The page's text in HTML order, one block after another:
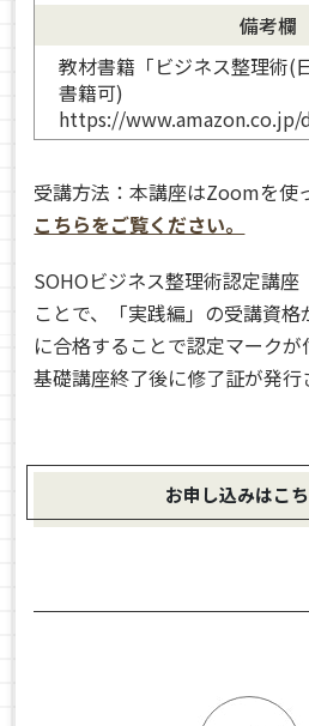
備考欄
教材書籍「ビジネス整理術(
書籍可)
https://www.amazon.co.jp/
受講方法：本講座はZoomを使
こちらをご覧ください。
SOHOビジネス整理術認定講座
ことで、「実践編」の受講資
に合格することで認定マークが
基礎講座終了後に修了証が発行
お申し込みはこ